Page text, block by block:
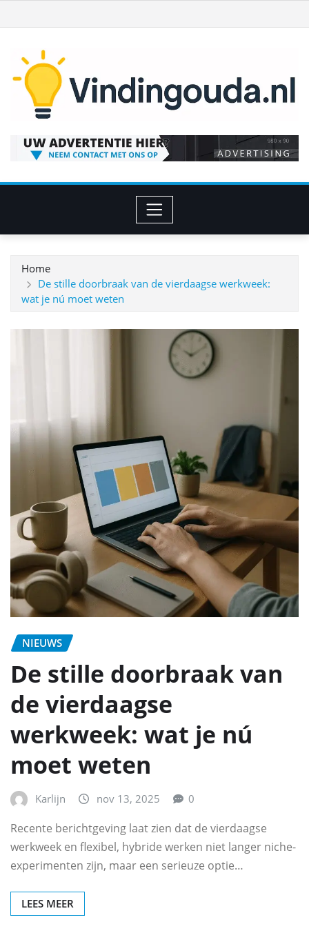
naar
inhoud
Home
De stille doorbraak van de vierdaagse werkweek:
wat je nú moet weten
NIEUWS
De stille doorbraak van
de vierdaagse
werkweek: wat je nú
moet weten
Karlijn nov 13, 2025 0
Recente berichtgeving laat zien dat de vierdaagse
werkweek en flexibel, hybride werken niet langer niche-
experimenten zijn, maar een serieuze optie…
LEES MEER